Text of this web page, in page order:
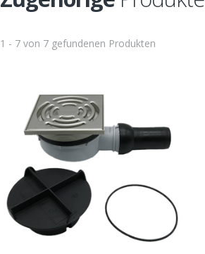
1 - 7 von 7 gefundenen Produkten